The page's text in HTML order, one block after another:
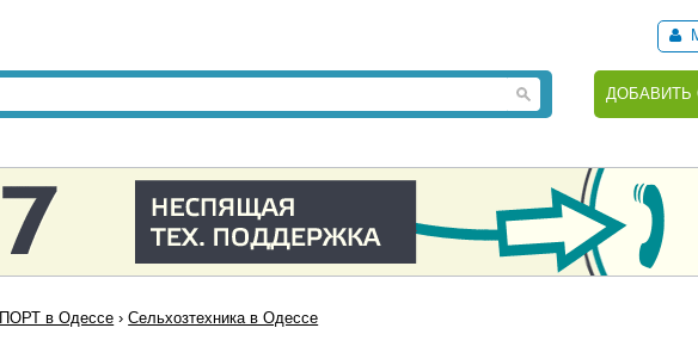
ДОБАВИТЬ
в Одессе ›Сельхозтехника в Одессе